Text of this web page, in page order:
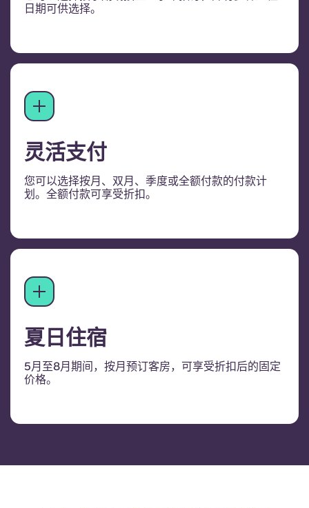
日期可供选择。
灵活支付
您可以选择按月、双月、季度或全额付款的付款计
划。全额付款可享受折扣。
夏日住宿
5月至8月期间，按月预订客房，可享受折扣后的固定
价格。